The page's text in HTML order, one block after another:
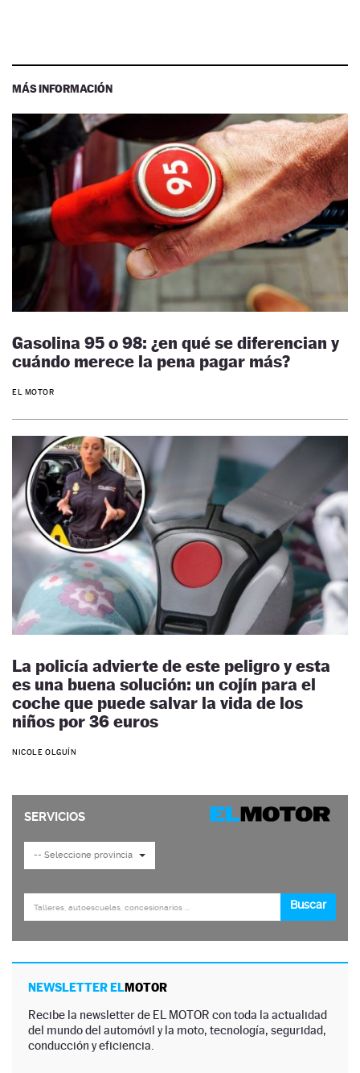
MÁS INFORMACIÓN
Gasolina 95 o 98: ¿en qué se diferencian y
cuándo merece la pena pagar más?
EL MOTOR
La policía advierte de este peligro y esta
es una buena solución: un cojín para el
coche que puede salvar la vida de los
niños por 36 euros
NICOLE OLGUÍN
NEWSLETTER ELMOTOR
Recibe la newsletter de EL MOTOR con toda la actualidad
del mundo del automóvil y la moto, tecnología, seguridad,
conducción y eficiencia.